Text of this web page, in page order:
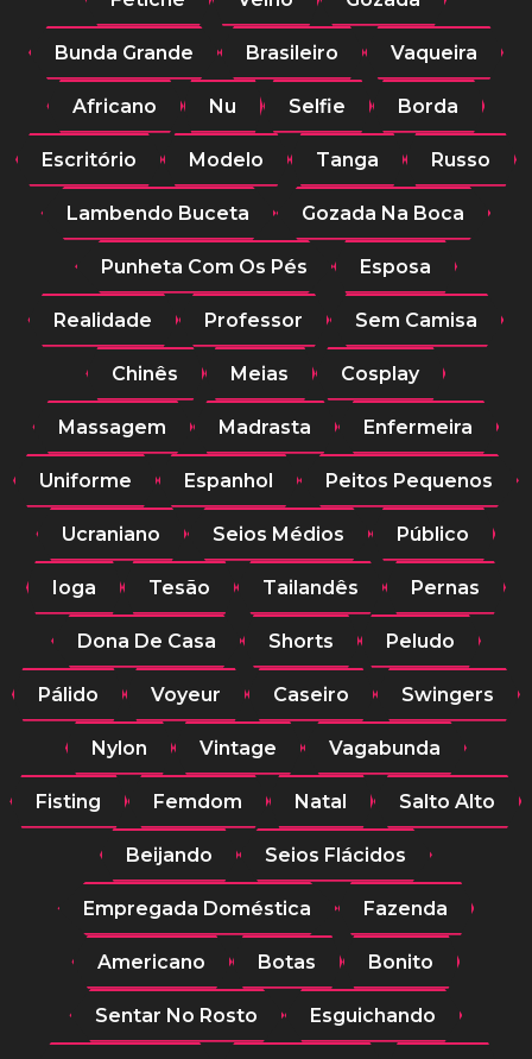
Bunda Grande Brasileiro Vaqueira
Africano Nu Selfie Borda
Escritório Modelo Tanga Russo
Lambendo Buceta Gozada Na Boca
Punheta Com Os Pés Esposa
Realidade Professor Sem Camisa
Chinês Meias Cosplay
Massagem Madrasta Enfermeira
Uniforme Espanhol Peitos Pequenos
Ucraniano Seios Médios Público
Ioga Tesão Tailandês Pernas
Dona De Casa Shorts Peludo
Pálido Voyeur Caseiro Swingers
Nylon Vintage Vagabunda
Fisting Femdom Natal Salto Alto
Beijando Seios Flácidos
Empregada Doméstica Fazenda
Americano Botas Bonito
Sentar No Rosto Esguichando